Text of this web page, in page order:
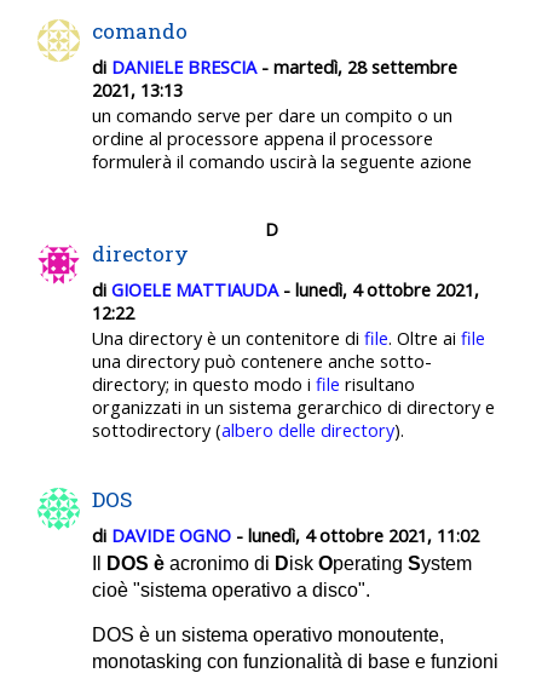
comando
di DANIELE BRESCIA- martedì, 28 settembre
2021, 13:13
un comando serve per dare un compito o un
ordine al processore appena il processore
formulerà il comando uscirà la seguente azione
D
directory
di GIOELE MATTIAUDA- lunedì, 4 ottobre 2021,
12:22
Una directory è un contenitore di file. Oltre ai file
una directory può contenere anche sotto-
directory; in questo modo i file risultano
organizzati in un sistema gerarchico di directory e
sottodirectory (albero delle directory).
DOS
di DAVIDE OGNO - lunedì, 4 ottobre 2021, 11:02
DOS è acronimo di Disk Operating System
cioè "sistema operativo a disco".
DOS è un sistema operativo monoutente,
monotasking con funzionalità di base e funzioni